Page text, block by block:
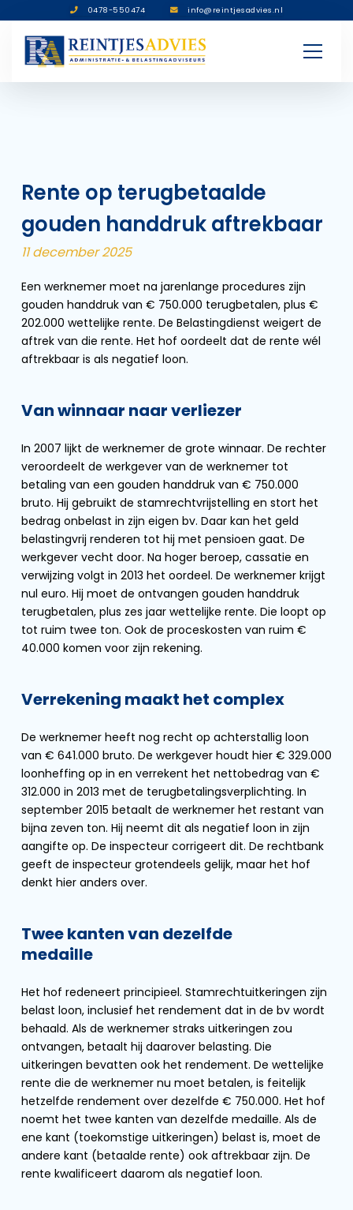
0478-550474 info@reintjesadvies.nl
Rente op terugbetaalde
gouden handdruk aftrekbaar
11 december 2025
Een werknemer moet na jarenlange procedures zijn
gouden handdruk van € 750.000 terugbetalen, plus €
202.000 wettelijke rente. De Belastingdienst weigert de
aftrek van die rente. Het hof oordeelt dat de rente wél
aftrekbaar is als negatief loon.
Van winnaar naar verliezer
In 2007 lijkt de werknemer de grote winnaar. De rechter
veroordeelt de werkgever van de werknemer tot
betaling van een gouden handdruk van € 750.000
bruto. Hij gebruikt de stamrechtvrijstelling en stort het
bedrag onbelast in zijn eigen bv. Daar kan het geld
belastingvrij renderen tot hij met pensioen gaat. De
werkgever vecht door. Na hoger beroep, cassatie en
verwijzing volgt in 2013 het oordeel. De werknemer krijgt
nul euro. Hij moet de ontvangen gouden handdruk
terugbetalen, plus zes jaar wettelijke rente. Die loopt op
tot ruim twee ton. Ook de proceskosten van ruim €
40.000 komen voor zijn rekening.
Verrekening maakt het complex
De werknemer heeft nog recht op achterstallig loon
van € 641.000 bruto. De werkgever houdt hier € 329.000
loonheffing op in en verrekent het nettobedrag van €
312.000 in 2013 met de terugbetalingsverplichting. In
september 2015 betaalt de werknemer het restant van
bijna zeven ton. Hij neemt dit als negatief loon in zijn
aangifte op. De inspecteur corrigeert dit. De rechtbank
geeft de inspecteur grotendeels gelijk, maar het hof
denkt hier anders over.
Twee kanten van dezelfde
medaille
Het hof redeneert principieel. Stamrechtuitkeringen zijn
belast loon, inclusief het rendement dat in de bv wordt
behaald. Als de werknemer straks uitkeringen zou
ontvangen, betaalt hij daarover belasting. Die
uitkeringen bevatten ook het rendement. De wettelijke
rente die de werknemer nu moet betalen, is feitelijk
hetzelfde rendement over dezelfde € 750.000. Het hof
noemt het twee kanten van dezelfde medaille. Als de
ene kant (toekomstige uitkeringen) belast is, moet de
andere kant (betaalde rente) ook aftrekbaar zijn. De
rente kwalificeert daarom als negatief loon.